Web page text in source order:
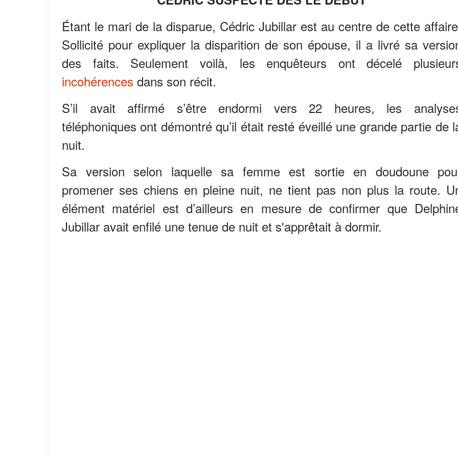
Étant le mari de la disparue, Cédric Jubillar est au centre de cette
Sollicité pour expliquer la disparition de son épouse, il a livré sa
des faits. Seulement voilà, les enquêteurs ont décelé
incohérences dans son récit.
S’il avait affirmé s’être endormi vers 22 heures, les
téléphoniques ont démontré qu’il était resté éveillé une grande partie de
nuit.
Sa version selon laquelle sa femme est sortie en doudoune
promener ses chiens en pleine nuit, ne tient pas non plus la route.
élément matériel est d’ailleurs en mesure de confirmer que
Jubillar avait enfilé une tenue de nuit et s'apprêtait à dormir.